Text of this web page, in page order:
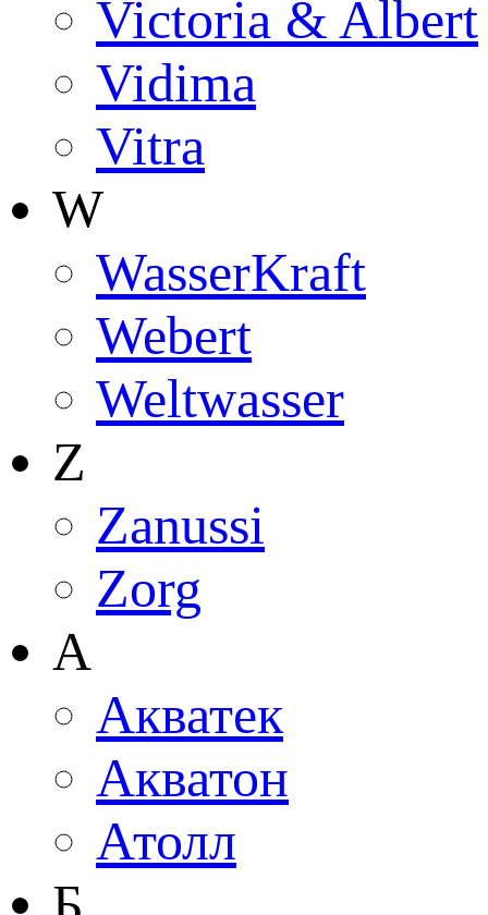
Victoria & Albert
Vidima
Vitra
W
WasserKraft
Webert
Weltwasser
Z
Zanussi
Zorg
А
Акватек
Акватон
Атолл